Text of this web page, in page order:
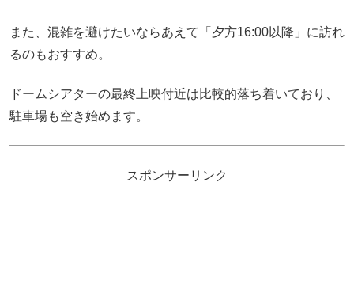
また、混雑を避けたいならあえて「夕方16:00以降」に訪れ
るのもおすすめ。
ドームシアターの最終上映付近は比較的落ち着いており、
駐車場も空き始めます。
スポンサーリンク